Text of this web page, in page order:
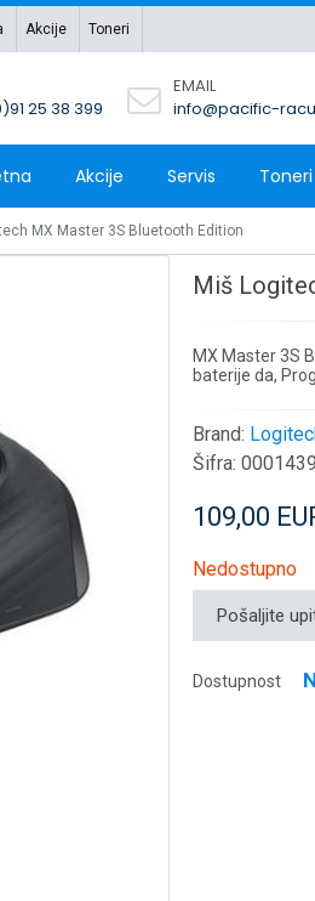
Akcije Toneri
25 38 399
EMAIL
info@pacific-
Akcije Servis Toneri
MX Master 3S Bluetooth Edition
Miš
MX Master 3S
baterije da,
Brand:
Šifra:
109,00
Nedostupno
Pošaljite
Dostupnost